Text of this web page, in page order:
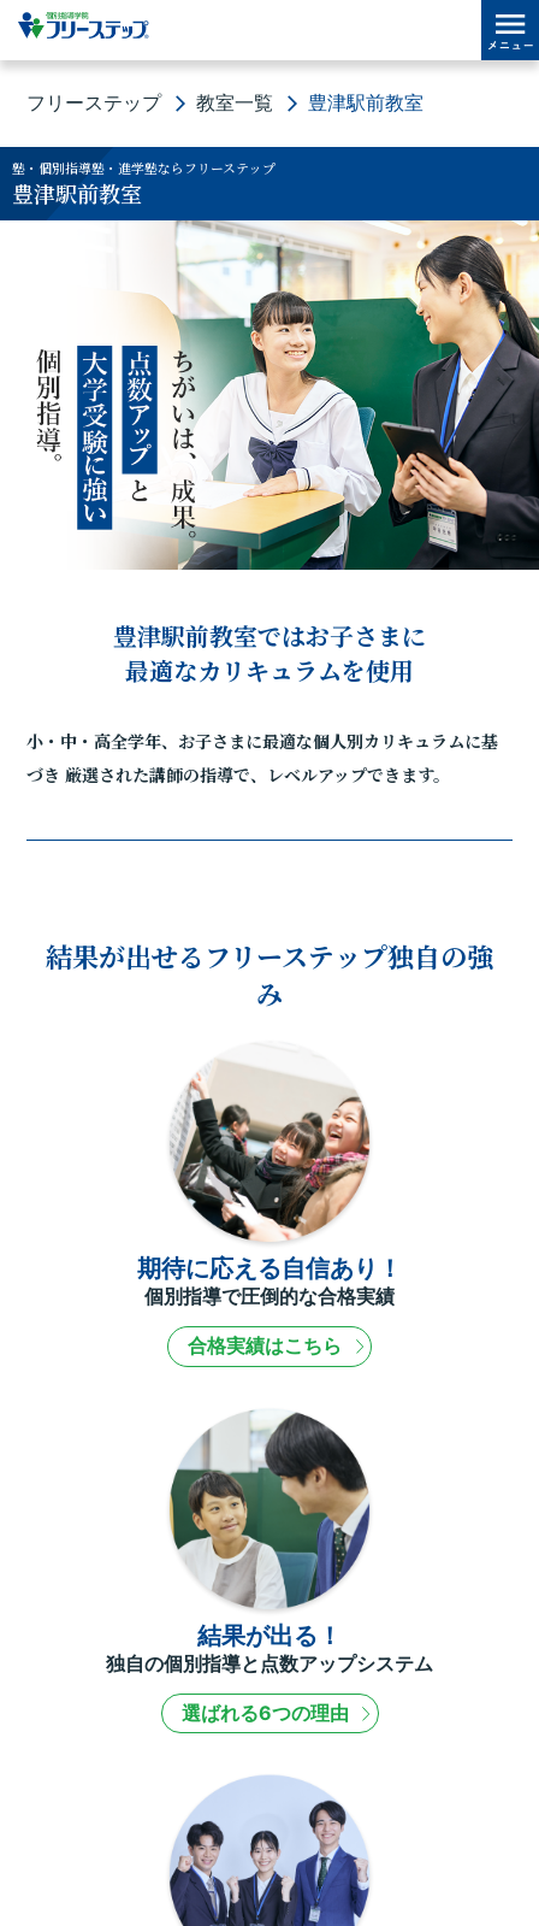
フリーステップ 教室一覧 豊津駅前教室
塾・個別指導塾・進学塾ならフリーステップ
豊津駅前教室
豊津駅前教室ではお子さまに
最適なカリキュラムを使用
小・中・高全学年、お子さまに最適な個人別カリキュラムに基
づき 厳選された講師の指導で、レベルアップできます。
結果が出せるフリーステップ独自の強
み
期待に応える自信あり！
個別指導で圧倒的な合格実績
合格実績はこちら
結果が出る！
独自の個別指導と点数アップシステム
選ばれる6つの理由